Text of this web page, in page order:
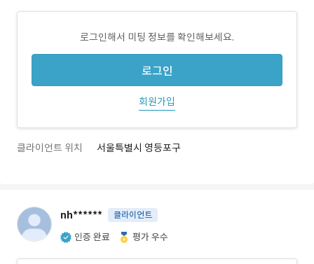
로그인해서 미팅 정보를 확인해보세요.
로그인
회원가입
클라이언트 위치 서울특별시 영등포구
nh****** 클라이언트
인증 완료 평가 우수